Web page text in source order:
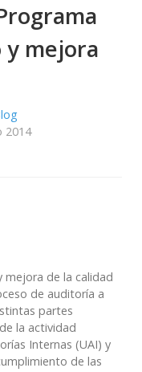
y mejora
2014
mejora de la calidad
de auditoría a
partes
la actividad
Internas (UAI) y
de las